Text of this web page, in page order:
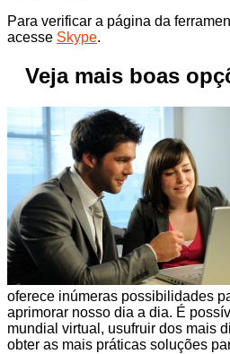
Para verificar a página da
acesse Skype.
Veja mais boas
oferece inúmeras possibilidades
aprimorar nosso dia a dia. É
mundial virtual, usufruir dos mais
obter as mais práticas soluções